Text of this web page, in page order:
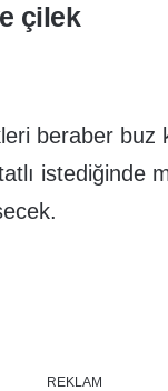
çilek
beraber buz
istediğinde
REKLAM